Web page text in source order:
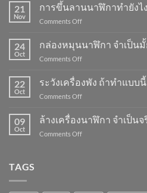
21
Nov
การขึ้นลานนาฬิกาทำยังไ
Comments Offon
ลาน
นาฬิกา
ยัง
24
Oct
กล่องหมุนนาฬิกา จำเป็นมั้
Comments Offon
หมุน
นาฬิกา
จำเป็น
!?
22
Oct
ระวังเครื่องพัง ถ้าทำแบบ
Comments Offon
เครื่อง
พัง
ถ้า
09
Oct
ล้างเครื่องนาฬิกา จำเป็นจ
Comments Offon
TAGS